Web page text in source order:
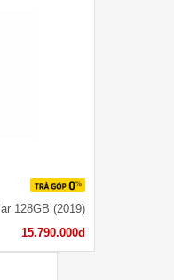
128GB (2019)
15.790.000đ